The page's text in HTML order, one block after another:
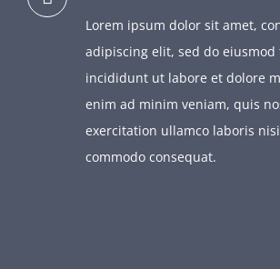
Lorem ipsum dolor sit amet,
adipiscing elit, sed do eiusmod
incididunt ut labore et dolore
enim ad minim veniam, quis
exercitation ullamco laboris
commodo consequat.